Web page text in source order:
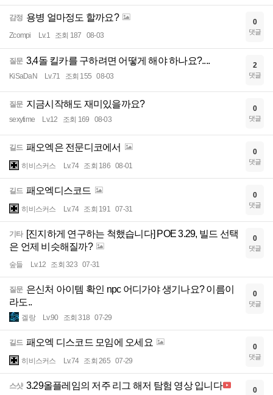
감정 용병 얼마정도 할까요?
Zcompi Lv.1 조회 187 08-03
0
댓글
질문 3,4돌 킬카를 구하려면 어떻게 해야 하나요?....
KiSaDaN Lv.71 조회 155 08-03
2
댓글
질문 지금시작해도 재미있을까요?
sexytime Lv.12 조회 169 08-03
0
댓글
길드 패오엑은 전문디코에서
히비스커스 Lv.74 조회 186 08-01
0
댓글
길드 패오엑디스코드
히비스커스 Lv.74 조회 191 07-31
0
댓글
기타 [진지하게 연구하는 척했습니다] POE 3.29, 빌드 선택
은 언제 비슷해질까?
숲들 Lv.12 조회 323 07-31
0
댓글
질문 은신처 아이템 확인 npc 어디가야 생기나요? 이름이
라도..
겔랑 Lv.90 조회 318 07-29
0
댓글
길드 패오엑 디스코드 모임에 오세요
히비스커스 Lv.74 조회 265 07-29
0
댓글
스샷 3.29올플레임의 저주 리그 해저 탐험 영상 입니다 0